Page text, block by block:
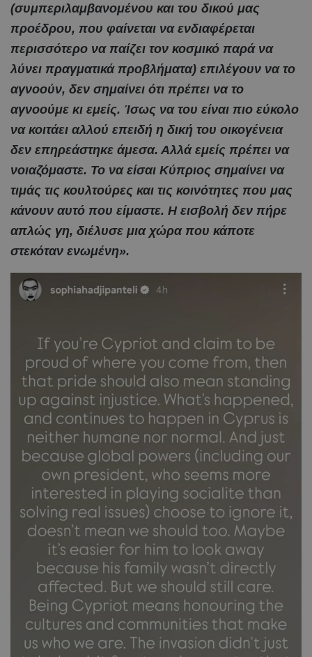
(συμπεριλαμβανομένου και του δικού μας
προέδρου, που φαίνεται να ενδιαφέρεται
περισσότερο να παίζει τον κοσμικό παρά να
λύνει πραγματικά προβλήματα) επιλέγουν να το
αγνοούν, δεν σημαίνει ότι πρέπει να το
αγνοούμε κι εμείς. Ίσως να του είναι πιο εύκολο
να κοιτάει αλλού επειδή η δική του οικογένεια
δεν επηρεάστηκε άμεσα. Αλλά εμείς πρέπει να
νοιαζόμαστε. Το να είσαι Κύπριος σημαίνει να
τιμάς τις κουλτούρες και τις κοινότητες που μας
κάνουν αυτό που είμαστε. Η εισβολή δεν πήρε
απλώς γη, διέλυσε μια χώρα που κάποτε
στεκόταν ενωμένη».